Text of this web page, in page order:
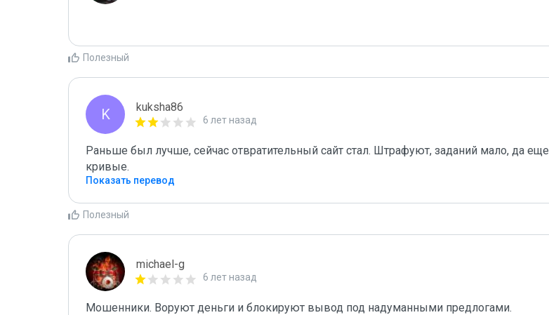
Полезный
K kuksha86
6 лет назад
Раньше был лучше, сейчас отвратительный сайт стал. Штрафуют, заданий мало, да еще
кривые.
Показать перевод
Полезный
michael-g
6 лет назад
Мошенники. Воруют деньги и блокируют вывод под надуманными предлогами.